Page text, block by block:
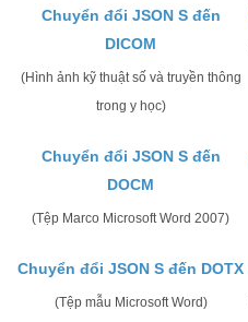
Chuyển đổi JSON S đến
DICOM
(Hình ảnh kỹ thuật số và truyền thông
trong y học)
Chuyển đổi JSON S đến
DOCM
(Tệp Marco Microsoft Word 2007)
Chuyển đổi JSON S đến DOTX
(Tệp mẫu Microsoft Word)